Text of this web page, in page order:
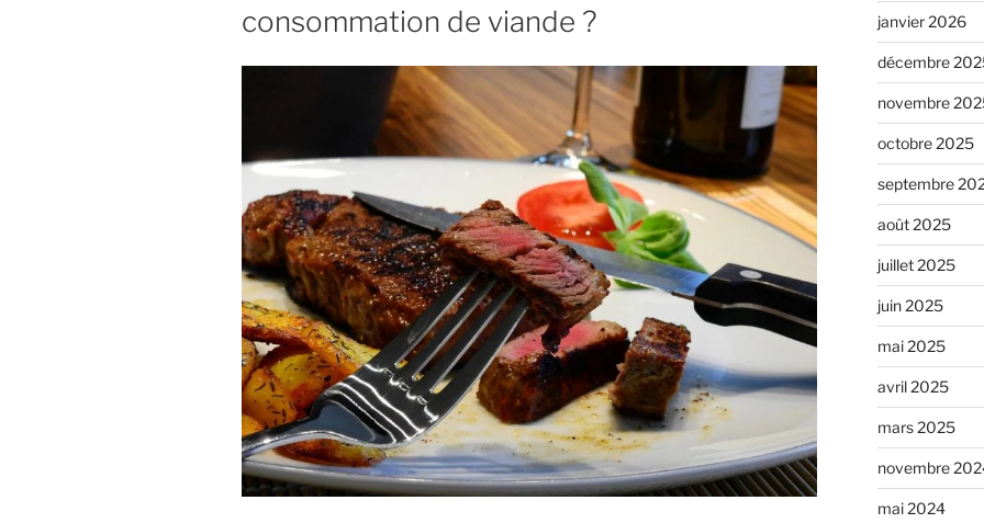
pas
consommation de viande ?
janvier 2026
décembre
novembre
octobre 2025
septembre
août 2025
juillet 2025
juin 2025
mai 2025
avril 2025
mars 2025
novembre
mai 2024